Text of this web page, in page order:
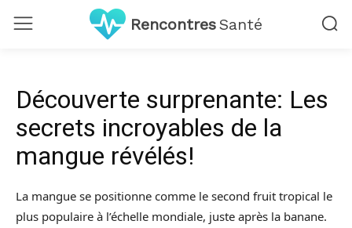
RencontresSanté
Découverte surprenante: Les
secrets incroyables de la
mangue révélés!
La mangue se positionne comme le second fruit tropical le
plus populaire à l’échelle mondiale, juste après la banane.